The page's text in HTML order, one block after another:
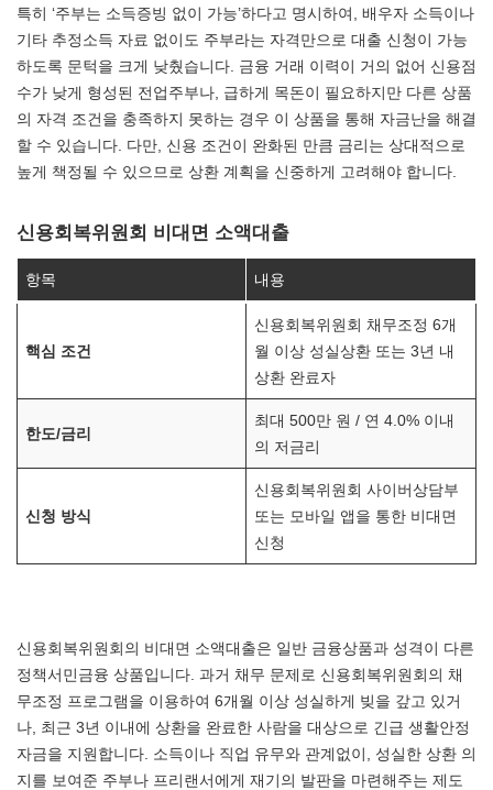
특히 ‘주부는 소득증빙 없이 가능’하다고 명시하여, 배우자 소득이나
기타 추정소득 자료 없이도 주부라는 자격만으로 대출 신청이 가능
하도록 문턱을 크게 낮췄습니다. 금융 거래 이력이 거의 없어 신용점
수가 낮게 형성된 전업주부나, 급하게 목돈이 필요하지만 다른 상품
의 자격 조건을 충족하지 못하는 경우 이 상품을 통해 자금난을 해결
할 수 있습니다. 다만, 신용 조건이 완화된 만큼 금리는 상대적으로
높게 책정될 수 있으므로 상환 계획을 신중하게 고려해야 합니다.
신용회복위원회 비대면 소액대출
항목 내용
핵심 조건
신용회복위원회 채무조정 6개
월 이상 성실상환 또는 3년 내
상환 완료자
한도/금리
최대 500만 원 / 연 4.0% 이내
의 저금리
신청 방식
신용회복위원회 사이버상담부
또는 모바일 앱을 통한 비대면
신청
신용회복위원회의 비대면 소액대출은 일반 금융상품과 성격이 다른
정책서민금융 상품입니다. 과거 채무 문제로 신용회복위원회의 채
무조정 프로그램을 이용하여 6개월 이상 성실하게 빚을 갚고 있거
나, 최근 3년 이내에 상환을 완료한 사람을 대상으로 긴급 생활안정
자금을 지원합니다. 소득이나 직업 유무와 관계없이, 성실한 상환 의
지를 보여준 주부나 프리랜서에게 재기의 발판을 마련해주는 제도